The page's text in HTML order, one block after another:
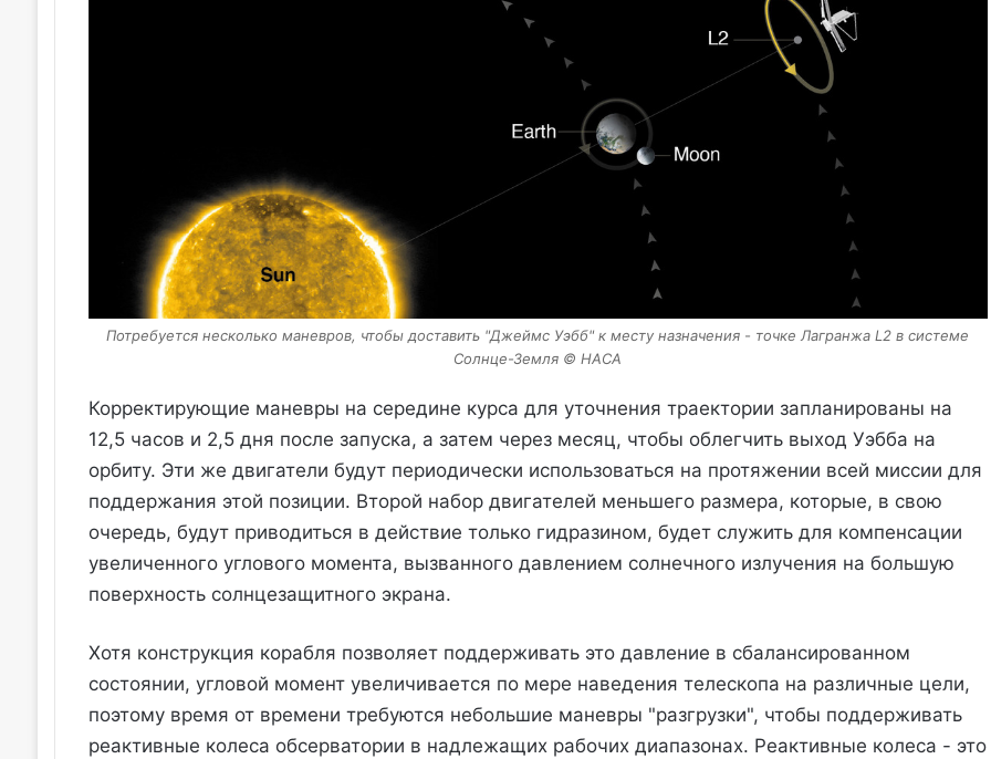
Потребуется несколько маневров, чтобы доставить "Джеймс Уэбб" к месту назначения - точке Лагранжа L2 в системе
Солнце-Земля © НАСА
Корректирующие маневры на середине курса для уточнения траектории запланированы на
12,5 часов и 2,5 дня после запуска, а затем через месяц, чтобы облегчить выход Уэбба на
орбиту. Эти же двигатели будут периодически использоваться на протяжении всей миссии для
поддержания этой позиции. Второй набор двигателей меньшего размера, которые, в свою
очередь, будут приводиться в действие только гидразином, будет служить для компенсации
увеличенного углового момента, вызванного давлением солнечного излучения на большую
поверхность солнцезащитного экрана.
Хотя конструкция корабля позволяет поддерживать это давление в сбалансированном
состоянии, угловой момент увеличивается по мере наведения телескопа на различные цели,
поэтому время от времени требуются небольшие маневры "разгрузки", чтобы поддерживать
реактивные колеса обсерватории в надлежащих рабочих диапазонах. Реактивные колеса - это